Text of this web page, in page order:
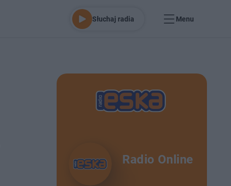
Słuchaj radia Menu
Radio Online